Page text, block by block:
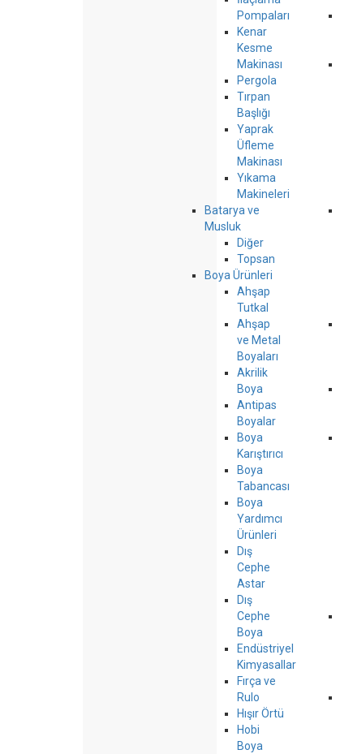
Pompaları
Kenar
Kesme
Makinası
Pergola
Tırpan
Başlığı
Yaprak
Üfleme
Makinası
Yıkama
Makineleri
Batarya ve
Musluk
Diğer
Topsan
Boya Ürünleri
Ahşap
Tutkal
Ahşap
ve Metal
Boyaları
Akrilik
Boya
Antipas
Boyalar
Boya
Karıştırıcı
Boya
Tabancası
Boya
Yardımcı
Ürünleri
Dış
Cephe
Astar
Dış
Cephe
Boya
Endüstriyel
Kimyasallar
Fırça ve
Rulo
Hışır Örtü
Hobi
Boya